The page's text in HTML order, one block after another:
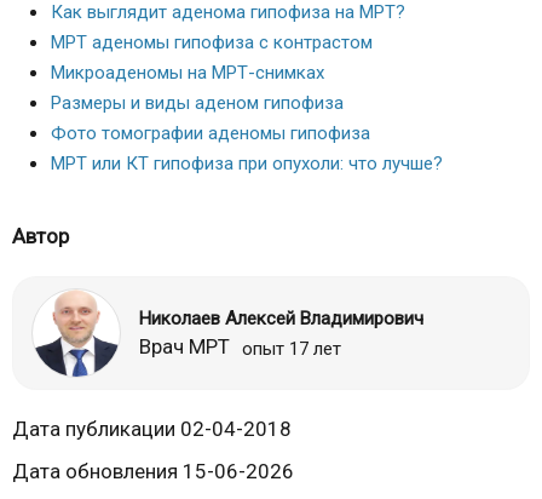
Как выглядит аденома гипофиза на МРТ?
МРТ аденомы гипофиза с контрастом
Микроаденомы на МРТ-снимках
Размеры и виды аденом гипофиза
Фото томографии аденомы гипофиза
МРТ или КТ гипофиза при опухоли: что лучше?
Автор
Николаев Алексей Владимирович
Врач МРТ опыт 17 лет
Дата публикации 02-04-2018
Дата обновления 15-06-2026